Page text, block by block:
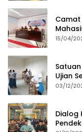
Camat
15/04/
Ujian
Proses
03/12/
Dialog